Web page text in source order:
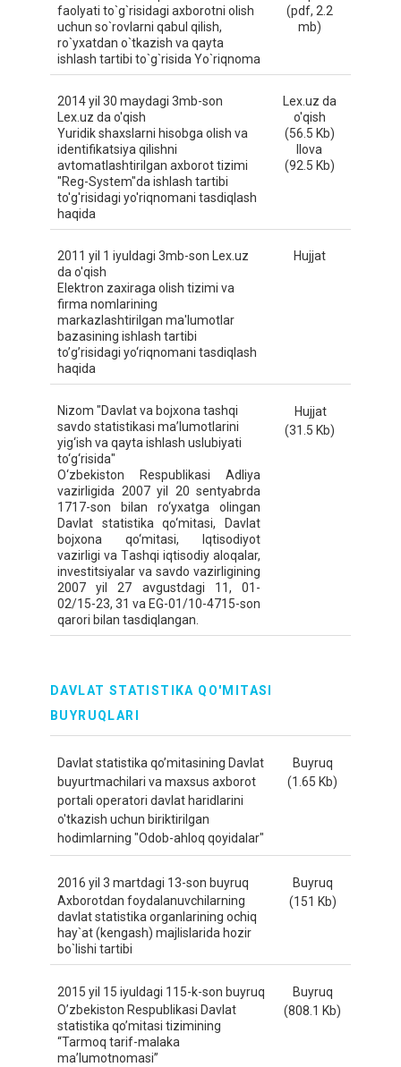
faolyati to`g`risidagi axborotni olish
uchun so`rovlarni qabul qilish,
ro`yxatdan o`tkazish va qayta
ishlash tartibi to`g`risida Yo`riqnoma
(pdf, 2.2
mb)
2014 yil 30 maydagi 3mb-son
Lex.uz da o'qish
Yuridik shaxslarni hisobga olish va
identifikatsiya qilishni
avtomatlashtirilgan axborot tizimi
"Reg-System"da ishlash tartibi
to'g'risidagi yo'riqnomani tasdiqlash
haqida
Lex.uz da
o'qish
(56.5 Kb)
Ilova
(92.5 Kb)
2011 yil 1 iyuldagi 3mb-son Lex.uz
da o'qish
Elektron zaxiraga olish tizimi va
firma nomlarining
markazlashtirilgan ma'lumotlar
bazasining ishlash tartibi
to’g’risidagi yo‘riqnomаni tasdiqlash
haqida
Hujjat
Nizom "Dаvlаt vа bojxonа tаshqi
sаvdo stаtistikаsi mа’lumotlаrini
yig‘ish vа qаytа ishlаsh uslubiyati
to‘g‘risidа"
O‘zbekiston Respublikаsi Аdliya
vаzirligidа 2007 yil 20 sentyabrdа
1717-son bilаn ro‘yxаtgа olingаn
Dаvlаt stаtistikа qo‘mitаsi, Dаvlаt
bojxonа qo‘mitаsi, Iqtisodiyot
vаzirligi vа Tаshqi iqtisodiy аloqаlаr,
investitsiyalаr vа sаvdo vаzirligining
2007 yil 27 аvgustdаgi 11, 01-
02/15-23, 31 vа EG-01/10-4715-son
qаrori bilаn tаsdiqlаngаn.
Hujjat
(31.5 Kb)
DAVLAT STATISTIKA QO'MITASI
BUYRUQLARI
Davlat statistika qo’mitasining Davlat
buyurtmachilari va maxsus axborot
portali operatori davlat haridlarini
o'tkazish uchun biriktirilgan
hodimlarning "Odob-ahloq qoyidalar"
Buyruq
(1.65 Kb)
2016 yil 3 martdagi 13-son buyruq
Axborotdan foydalanuvchilarning
davlat statistika organlarining ochiq
hay`at (kengash) majlislarida hozir
bo`lishi tartibi
Buyruq
(151 Kb)
2015 yil 15 iyuldagi 115-k-son buyruq
O’zbekiston Respublikasi Davlat
statistika qo’mitasi tizimining
“Tarmoq tarif-malaka
ma’lumotnomasi”
Buyruq
(808.1 Kb)